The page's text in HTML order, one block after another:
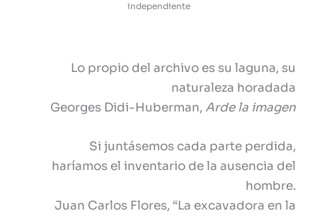
independiente
Lo propio del archivo es su laguna, su
naturaleza horadada
Georges Didi-Huberman, Arde la imagen
Si juntásemos cada parte perdida,
haríamos el inventario de la ausencia del
hombre.
Juan Carlos Flores, “La excavadora en la